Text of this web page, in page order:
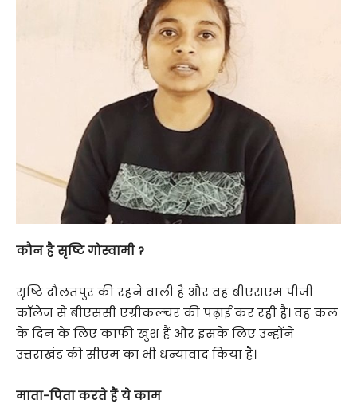
कौन है सृष्टि गोस्वामी ?
सृष्टि दौलतपुर की रहने वाली है और वह बीएसएम पीजी
कॉलेज से बीएससी एग्रीकल्चर की पढ़ाई कर रही है। वह कल
के दिन के लिए काफी खुश हैं और इसके लिए उन्होंने
उत्तराखंड की सीएम का भी धन्यावाद किया है।
माता-पिता करते हैं ये काम